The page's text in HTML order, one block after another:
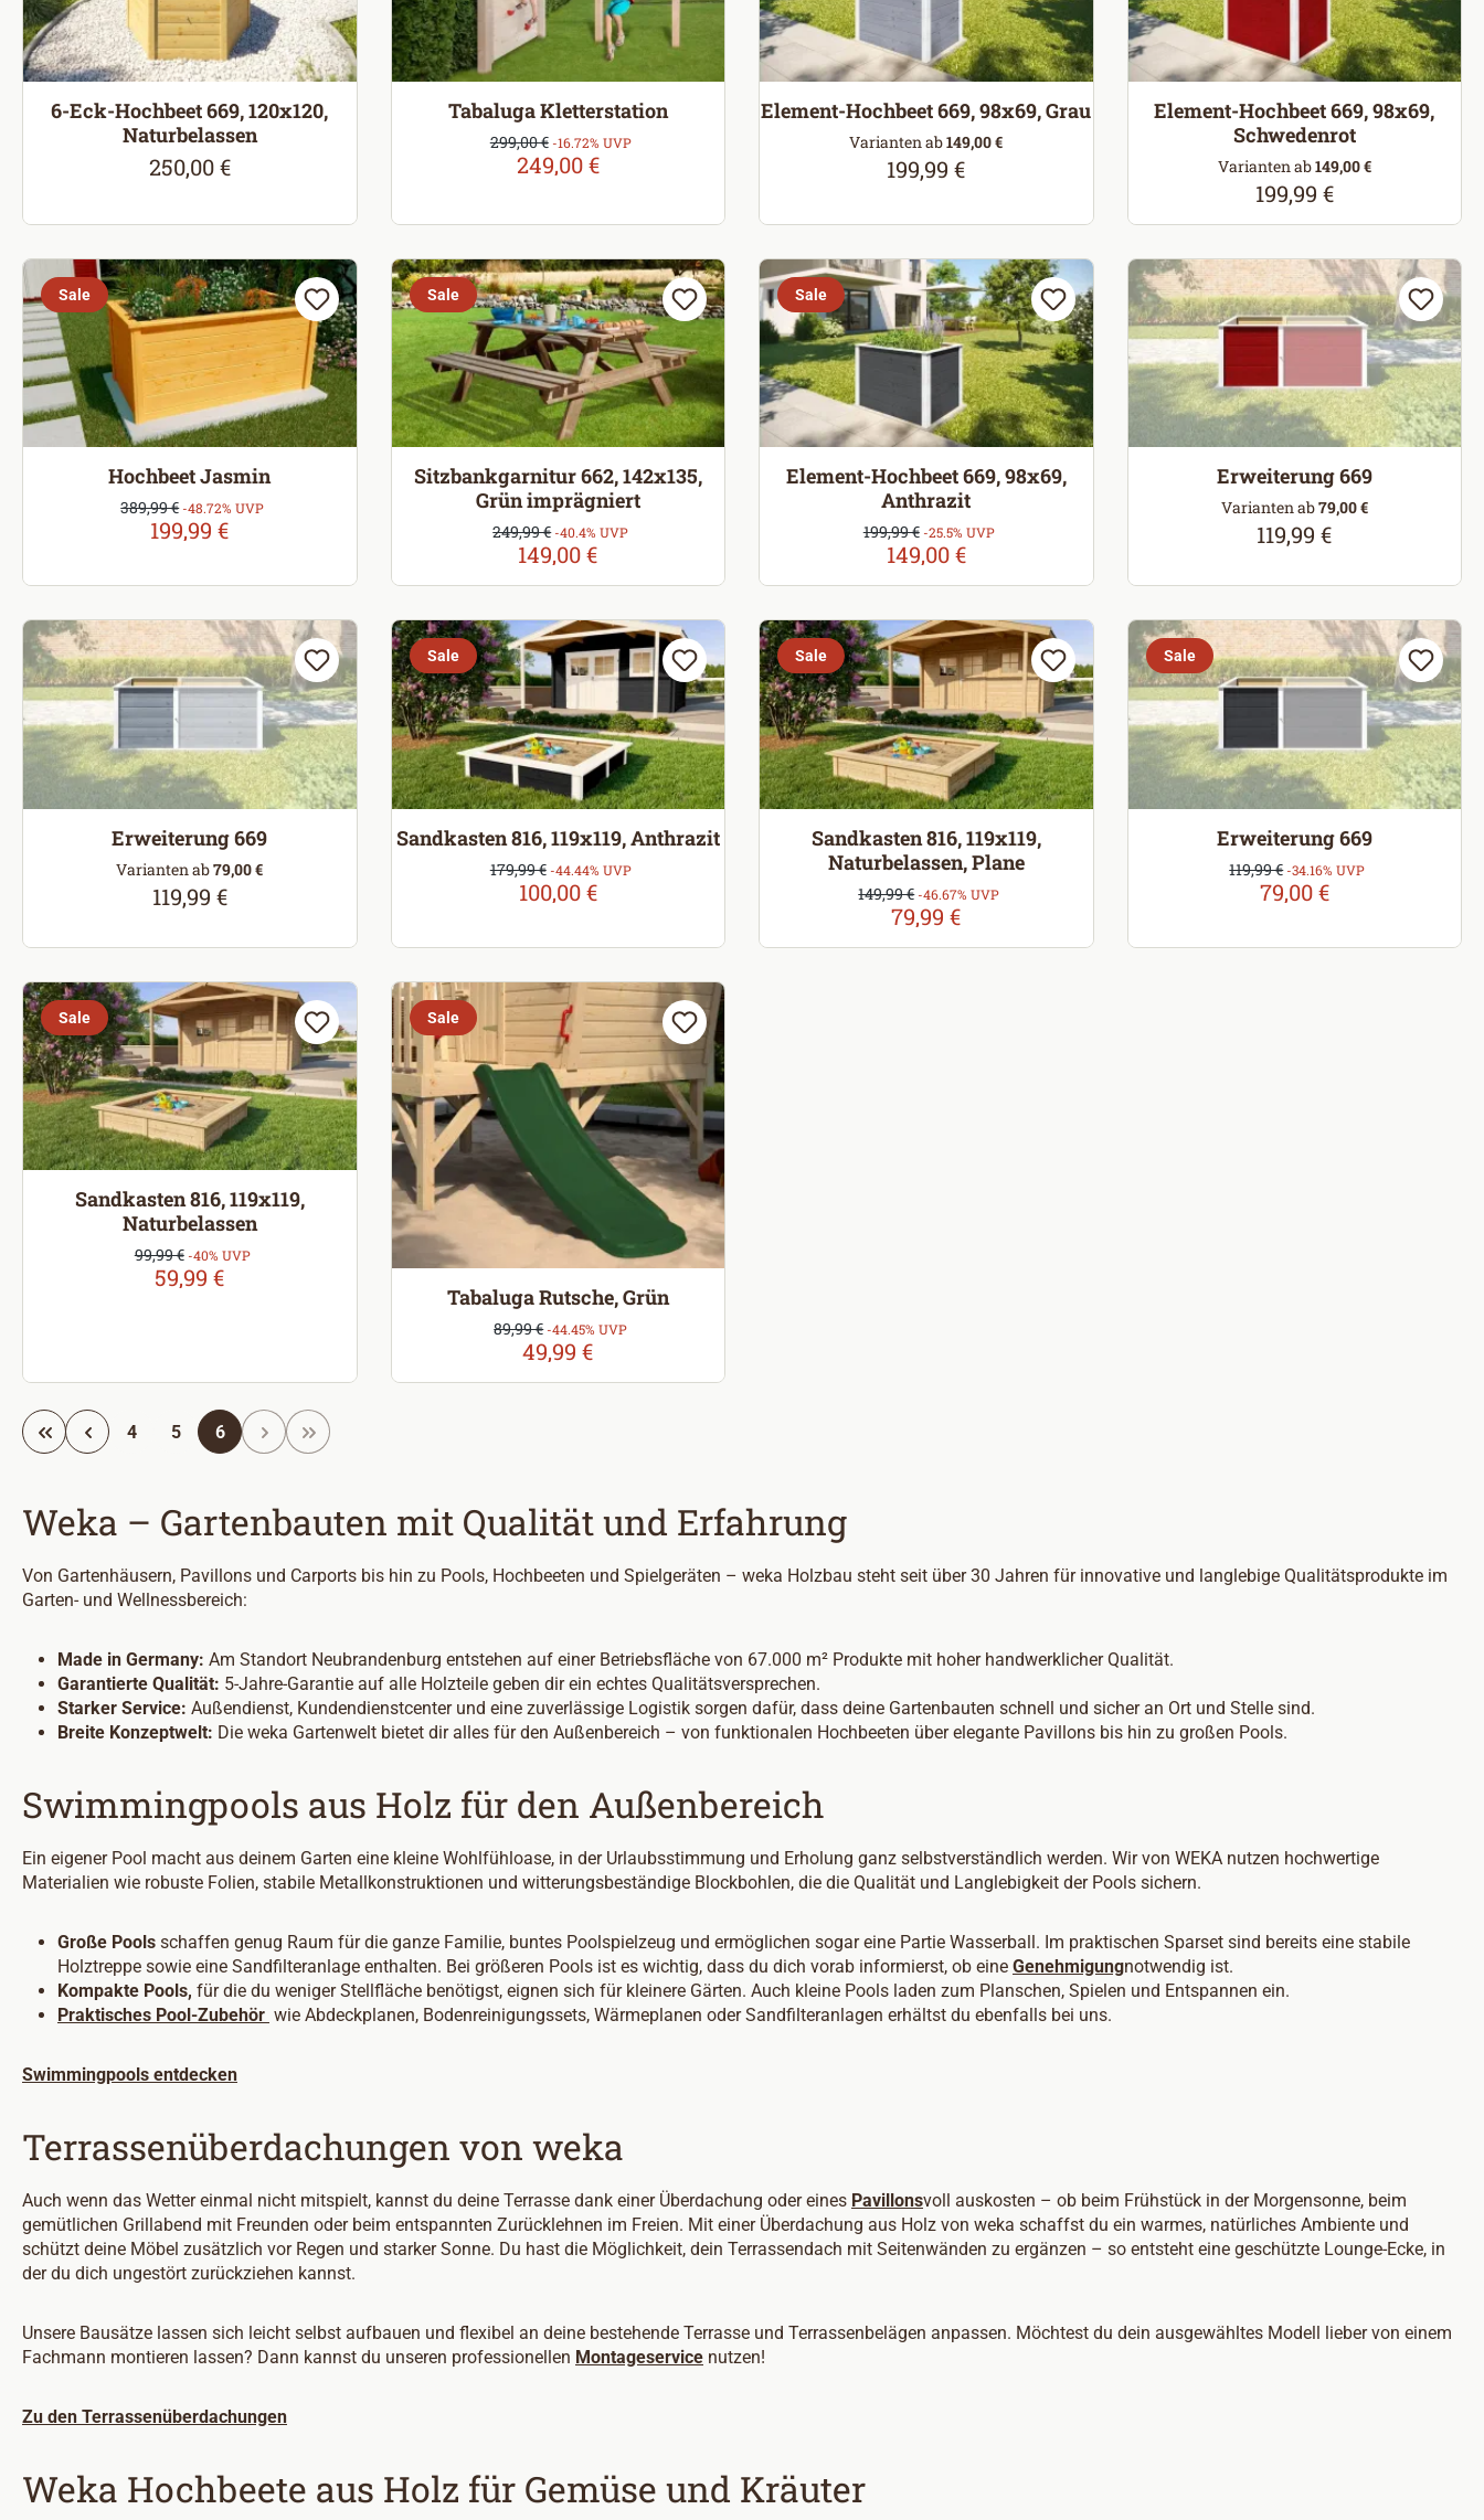
6-Eck-Hochbeet 669, 120x120,
Naturbelassen
Regulärer Preis:
250,00 €
Tabaluga Kletterstation
Verkaufspreis:
249,00 €
Regulärer Preis:
299,00 € -16.72% UVP
Element-Hochbeet 669, 98x69, Grau
Varianten ab149,00 €
Regulärer Preis:
199,99 €
Element-Hochbeet 669, 98x69,
Schwedenrot
Varianten ab149,00 €
Regulärer Preis:
199,99 €
Sale
Hochbeet Jasmin
Verkaufspreis:
199,99 €
Regulärer Preis:
389,99 € -48.72% UVP
Sale
Sitzbankgarnitur 662, 142x135,
Grün imprägniert
Verkaufspreis:
149,00 €
Regulärer Preis:
249,99 € -40.4% UVP
Sale
Element-Hochbeet 669, 98x69,
Anthrazit
Verkaufspreis:
149,00 €
Regulärer Preis:
199,99 € -25.5% UVP
Erweiterung 669
Varianten ab79,00 €
Regulärer Preis:
119,99 €
Erweiterung 669
Varianten ab79,00 €
Regulärer Preis:
119,99 €
Sale
Sandkasten 816, 119x119, Anthrazit
Verkaufspreis:
100,00 €
Regulärer Preis:
179,99 € -44.44% UVP
Sale
Sandkasten 816, 119x119,
Naturbelassen, Plane
Verkaufspreis:
79,99 €
Regulärer Preis:
149,99 € -46.67% UVP
Sale
Erweiterung 669
Verkaufspreis:
79,00 €
Regulärer Preis:
119,99 € -34.16% UVP
Sale
Sandkasten 816, 119x119,
Naturbelassen
Verkaufspreis:
59,99 €
Regulärer Preis:
99,99 € -40% UVP
Sale
Tabaluga Rutsche, Grün
Verkaufspreis:
49,99 €
Regulärer Preis:
89,99 € -44.45% UVP
Seite
4 Seite
5 Seite
6
Weka – Gartenbauten mit Qualität und Erfahrung
Von Gartenhäusern, Pavillons und Carports bis hin zu Pools, Hochbeeten und Spielgeräten – weka Holzbau steht seit über 30 Jahren für innovative und langlebige Qualitätsprodukte im
Garten- und Wellnessbereich:
Made in Germany: Am Standort Neubrandenburg entstehen auf einer Betriebsfläche von 67.000 m² Produkte mit hoher handwerklicher Qualität.
Garantierte Qualität: 5-Jahre-Garantie auf alle Holzteile geben dir ein echtes Qualitätsversprechen.
Starker Service: Außendienst, Kundendienstcenter und eine zuverlässige Logistik sorgen dafür, dass deine Gartenbauten schnell und sicher an Ort und Stelle sind.
Breite Konzeptwelt: Die weka Gartenwelt bietet dir alles für den Außenbereich – von funktionalen Hochbeeten über elegante Pavillons bis hin zu großen Pools.
Swimmingpools aus Holz für den Außenbereich
Ein eigener Pool macht aus deinem Garten eine kleine Wohlfühloase, in der Urlaubsstimmung und Erholung ganz selbstverständlich werden. Wir von WEKA nutzen hochwertige
Materialien wie robuste Folien, stabile Metallkonstruktionen und witterungsbeständige Blockbohlen, die die Qualität und Langlebigkeit der Pools sichern.
Große Pools schaffen genug Raum für die ganze Familie, buntes Poolspielzeug und ermöglichen sogar eine Partie Wasserball. Im praktischen Sparset sind bereits eine stabile
Holztreppe sowie eine Sandfilteranlage enthalten. Bei größeren Pools ist es wichtig, dass du dich vorab informierst, ob eine Genehmigungnotwendig ist.
Kompakte Pools, für die du weniger Stellfläche benötigst, eignen sich für kleinere Gärten. Auch kleine Pools laden zum Planschen, Spielen und Entspannen ein.
Praktisches Pool-Zubehör wie Abdeckplanen, Bodenreinigungssets, Wärmeplanen oder Sandfilteranlagen erhältst du ebenfalls bei uns.
Swimmingpools entdecken
Terrassenüberdachungen von weka
Auch wenn das Wetter einmal nicht mitspielt, kannst du deine Terrasse dank einer Überdachung oder eines Pavillonsvoll auskosten – ob beim Frühstück in der Morgensonne, beim
gemütlichen Grillabend mit Freunden oder beim entspannten Zurücklehnen im Freien. Mit einer Überdachung aus Holz von weka schaffst du ein warmes, natürliches Ambiente und
schützt deine Möbel zusätzlich vor Regen und starker Sonne. Du hast die Möglichkeit, dein Terrassendach mit Seitenwänden zu ergänzen – so entsteht eine geschützte Lounge-Ecke, in
der du dich ungestört zurückziehen kannst.
Unsere Bausätze lassen sich leicht selbst aufbauen und flexibel an deine bestehende Terrasse und Terrassenbelägen anpassen. Möchtest du dein ausgewähltes Modell lieber von einem
Fachmann montieren lassen? Dann kannst du unseren professionellen Montageservice nutzen!
Zu den Terrassenüberdachungen
Weka Hochbeete aus Holz für Gemüse und Kräuter